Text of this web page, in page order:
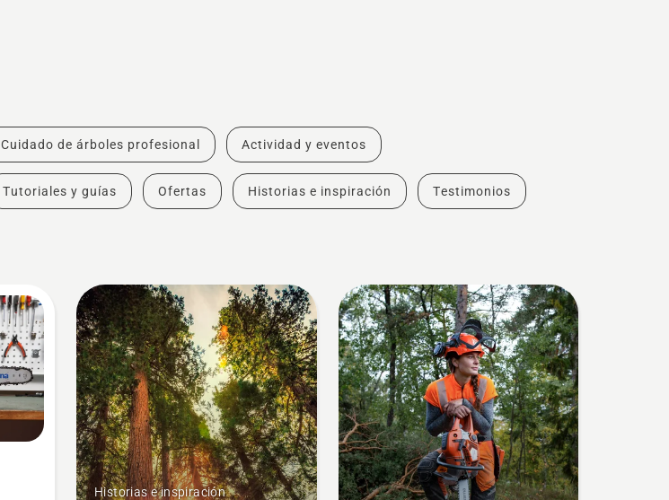
Cuidado de árboles profesional Actividad y eventos
Tutoriales y guías Ofertas Historias e inspiración Testimonios
Historias e inspiración